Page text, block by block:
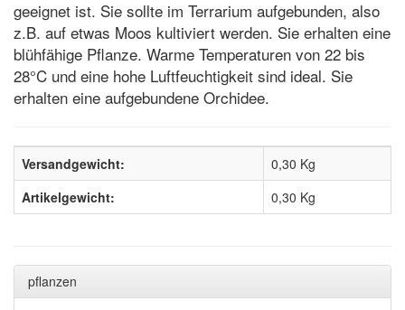
geeignet ist. Sie sollte im Terrarium aufgebunden, also
z.B. auf etwas Moos kultiviert werden. Sie erhalten eine
blühfähige Pflanze. Warme Temperaturen von 22 bis
28°C und eine hohe Luftfeuchtigkeit sind ideal. Sie
erhalten eine aufgebundene Orchidee.
Versandgewicht:
0,30 Kg
Artikelgewicht:
0,30 Kg
pflanzen